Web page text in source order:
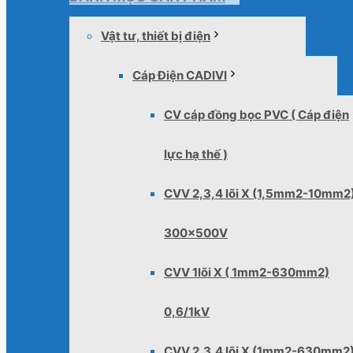
Vật tư, thiết bị điện
Cáp Điện CADIVI
CV cáp đồng bọc PVC ( Cáp điện
lực hạ thế )
CVV 2,3,4 lõi X (1,5mm2-
300x500V
CVV 1lõi X ( 1mm2-630mm2)
0,6/1kV